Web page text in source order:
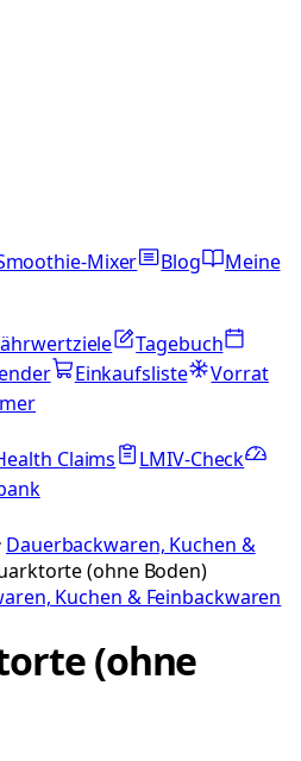
Mixer Blog
Meine
Tagebuch
Einkaufsliste
Vorrat
Claims
LMIV-Check
Dauerbackwaren, Kuchen &
(ohne Boden)
Kuchen & Feinbackwaren
(ohne